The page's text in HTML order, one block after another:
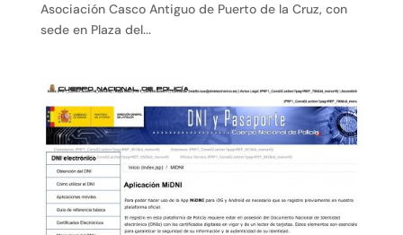
Asociación Casco Antiguo de Puerto de la Cruz, con
sede en Plaza del...